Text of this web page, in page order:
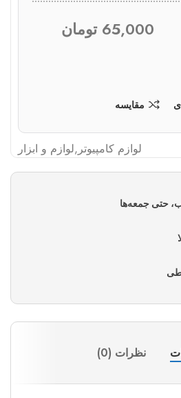
65,000 تومان
مقایسه
لوازم کامپیوتر ,لوازم و ابزار
نظرات (0)